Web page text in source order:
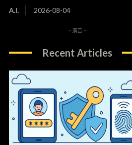
A.I. 2026-08-04
- 廣告 -
Recent Articles